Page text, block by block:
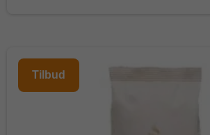
Tilbud